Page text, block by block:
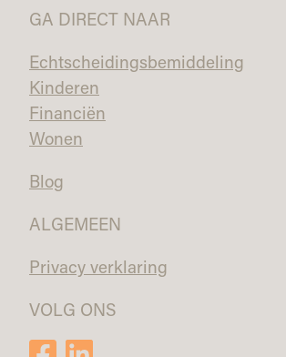
GA DIRECT NAAR
Echtscheidingsbemiddeling
Kinderen
Financiën
Wonen
Blog
ALGEMEEN
Privacy verklaring
VOLG ONS